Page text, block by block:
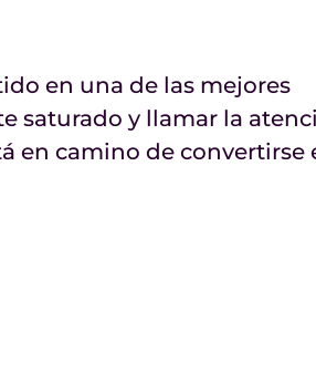
en una de las mejores
saturado y llamar la
en camino de convertirse